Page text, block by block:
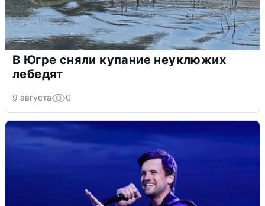
В Югре сняли купание неуклюжих
лебедят
9 августа 0